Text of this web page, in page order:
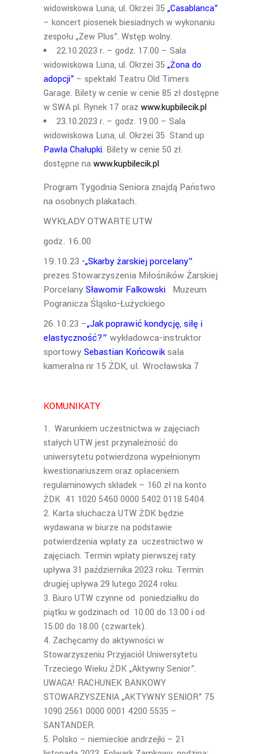
widowiskowa Luna, ul. Okrzei 35 „Casablanca”
– koncert piosenek biesiadnych w wykonaniu
zespołu „Zew Plus”. Wstęp wolny.
22.10.2023 r. – godz. 17.00 – Sala
widowiskowa Luna, ul. Okrzei 35 „Żona do
adopcji” – spektakl Teatru Old Timers
Garage. Bilety w cenie w cenie 85 zł dostępne
w SWA pl. Rynek 17 oraz www.kupbilecik.pl
23.10.2023 r. – godz. 19.00 – Sala
widowiskowa Luna, ul. Okrzei 35 Stand up
Pawła Chałupki. Bilety w cenie 50 zł.
dostępne nawww.kupbilecik.pl
Program Tygodnia Seniora znajdą Państwo
na osobnych plakatach.
WYKŁADY OTWARTE UTW
godz. 16.00
19.10.23 -„Skarby żarskiej porcelany”
prezes Stowarzyszenia Miłośników Żarskiej
PorcelanySławomir Falkowski Muzeum
Pogranicza Śląsko-Łużyckiego
26.10.23 –„Jak poprawić kondycję, siłę i
elastyczność?” wykładowca-instruktor
sportowySebastian Końcowiksala
kameralna nr 15 ŻDK, ul. Wrocławska 7
KOMUNIKATY
Warunkiem uczestnictwa w zajęciach
stałych UTW jest przynależność do
uniwersytetu potwierdzona wypełnionym
kwestionariuszem oraz opłaceniem
regulaminowych składek – 160 zł na konto
ŻDK 41 1020 5460 0000 5402 0118 5404.
Karta słuchacza UTW ŻDK będzie
wydawana w biurze na podstawie
potwierdzenia wpłaty za uczestnictwo w
zajęciach. Termin wpłaty pierwszej raty
upływa 31 października 2023 roku. Termin
drugiej upływa 29 lutego 2024 roku.
Biuro UTW czynne od poniedziałku do
piątku w godzinach od 10.00 do 13.00 i od
15.00 do 18.00 (czwartek).
Zachęcamy do aktywności w
Stowarzyszeniu Przyjaciół Uniwersytetu
Trzeciego Wieku ŻDK „Aktywny Senior”.
UWAGA! RACHUNEK BANKOWY
STOWARZYSZENIA „AKTYWNY SENIOR” 75
1090 2561 0000 0001 4200 5535 –
SANTANDER.
Polsko – niemieckie andrzejki – 21